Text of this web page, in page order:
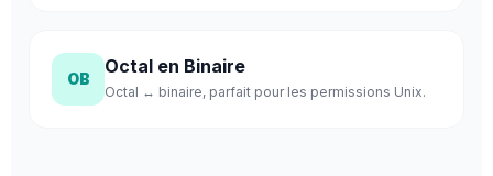
OB
Octal en Binaire
Octal ↔ binaire, parfait pour les permissions Unix.